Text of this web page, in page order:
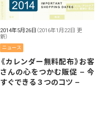
2014年5月26日 （2016年1月22日 更
新）
ニュース
《カレンダー無料配布》お客
さんの心をつかむ販促 – 今
すぐできる３つのコツ –